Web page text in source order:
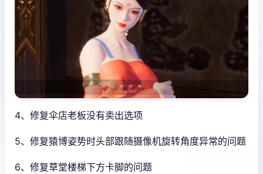
4、修复伞店老板没有卖出选项
5、修复猿博姿势时头部跟随摄像机旋转角度异常的问题
6、修复草堂楼梯下方卡脚的问题